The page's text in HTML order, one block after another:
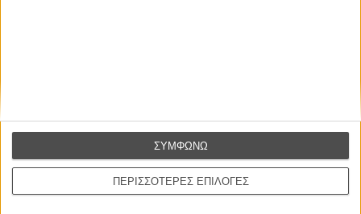
ΠΕΡΙΣΣΟΤΕΡΕΣ ΕΠΙΛΟΓΕΣ
ΣΥΜΦΩΝΩ